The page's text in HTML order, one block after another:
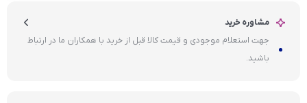
مشاوره خرید
جهت استعلام موجودی و قیمت کالا قبل از خرید با همکاران ما در ارتباط
باشید.